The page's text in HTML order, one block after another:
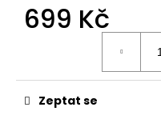
699 Kč
Zeptat se
DÁMSKÉ
DVOUDÍLNÉ
BAREVNÝM
PŘECHODEM
SUNSET